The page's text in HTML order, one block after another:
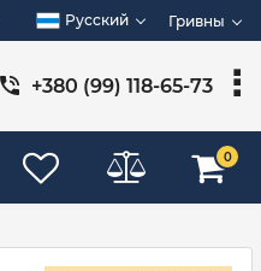
Русский Гривны
+380 (99) 118-65-73
0